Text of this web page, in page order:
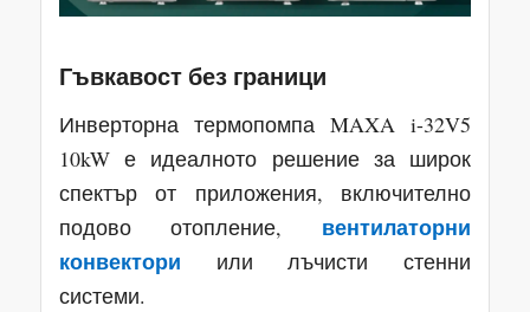
Гъвкавост без граници
Инверторна термопомпа MAXA i-32V5
10kW е идеалното решение за широк
спектър от приложения, включително
подово отопление, вентилаторни
конвектори или лъчисти стенни
системи.